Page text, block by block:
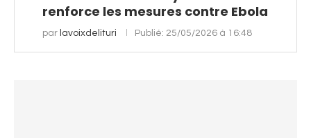
renforce les mesures contre Ebola
par lavoixdelituri Publié: 25/05/2026 à 16:48